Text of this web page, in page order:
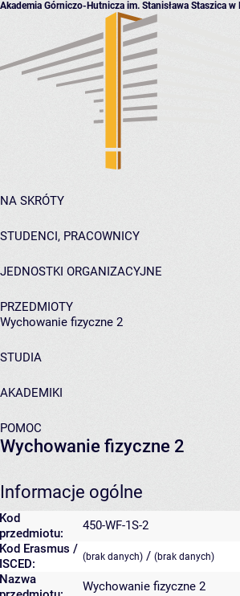
Akademia Górniczo-Hutnicza im. Stanisława Staszica w
NA SKRÓTY
STUDENCI, PRACOWNICY
JEDNOSTKI ORGANIZACYJNE
PRZEDMIOTY
Wychowanie fizyczne 2
STUDIA
AKADEMIKI
POMOC
Wychowanie fizyczne 2
Informacje ogólne
Kod
przedmiotu:
450-WF-1S-2
Kod Erasmus /
ISCED:
(brak danych) / (brak danych)
Nazwa
Wychowanie fizyczne 2